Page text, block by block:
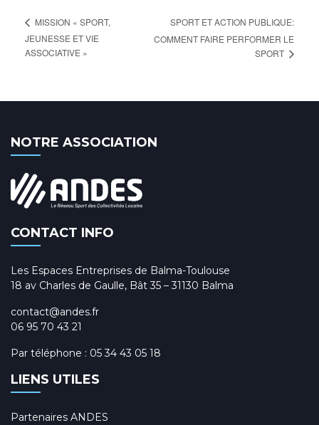
MISSION « SPORT,
JEUNESSE ET VIE
ASSOCIATIVE »
SPORT ET ACTION PUBLIQUE:
COMMENT FAIRE PERFORMER LE
SPORT
NOTRE ASSOCIATION
CONTACT INFO
Les Espaces Entreprises de Balma-Toulouse
18 av Charles de Gaulle, Bât 35 – 31130 Balma
contact@andes.fr
06 95 70 43 21
Par téléphone : 05 34 43 05 18
LIENS UTILES
Partenaires ANDES